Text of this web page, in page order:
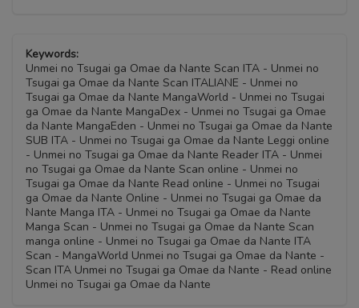
Keywords:
Unmei no Tsugai ga Omae da Nante Scan ITA - Unmei no
Tsugai ga Omae da Nante Scan ITALIANE - Unmei no
Tsugai ga Omae da Nante MangaWorld - Unmei no Tsugai
ga Omae da Nante MangaDex - Unmei no Tsugai ga Omae
da Nante MangaEden - Unmei no Tsugai ga Omae da Nante
SUB ITA - Unmei no Tsugai ga Omae da Nante Leggi online
- Unmei no Tsugai ga Omae da Nante Reader ITA - Unmei
no Tsugai ga Omae da Nante Scan online - Unmei no
Tsugai ga Omae da Nante Read online - Unmei no Tsugai
ga Omae da Nante Online - Unmei no Tsugai ga Omae da
Nante Manga ITA - Unmei no Tsugai ga Omae da Nante
Manga Scan - Unmei no Tsugai ga Omae da Nante Scan
manga online - Unmei no Tsugai ga Omae da Nante ITA
Scan - MangaWorld Unmei no Tsugai ga Omae da Nante -
Scan ITA Unmei no Tsugai ga Omae da Nante - Read online
Unmei no Tsugai ga Omae da Nante